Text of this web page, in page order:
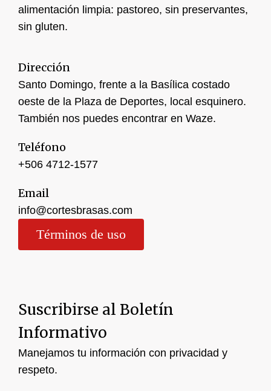
alimentación limpia: pastoreo, sin preservantes,
sin gluten.
Dirección
Santo Domingo, frente a la Basílica costado
oeste de la Plaza de Deportes, local esquinero.
También nos puedes encontrar en Waze.
Teléfono
+506 4712-1577
Email
info@cortesbrasas.com
Términos de uso
Suscribirse al Boletín
Informativo
Manejamos tu información con privacidad y
respeto.